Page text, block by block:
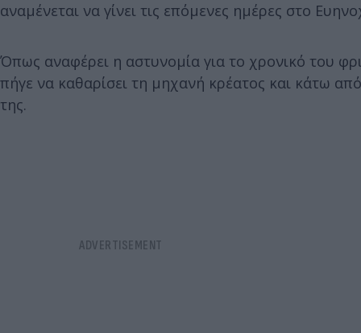
αναμένεται να γίνει τις επόμενες ημέρες στο
Όπως αναφέρει η αστυνομία για το χρονικό του
πήγε να καθαρίσει τη μηχανή κρέατος και κάτω
της.